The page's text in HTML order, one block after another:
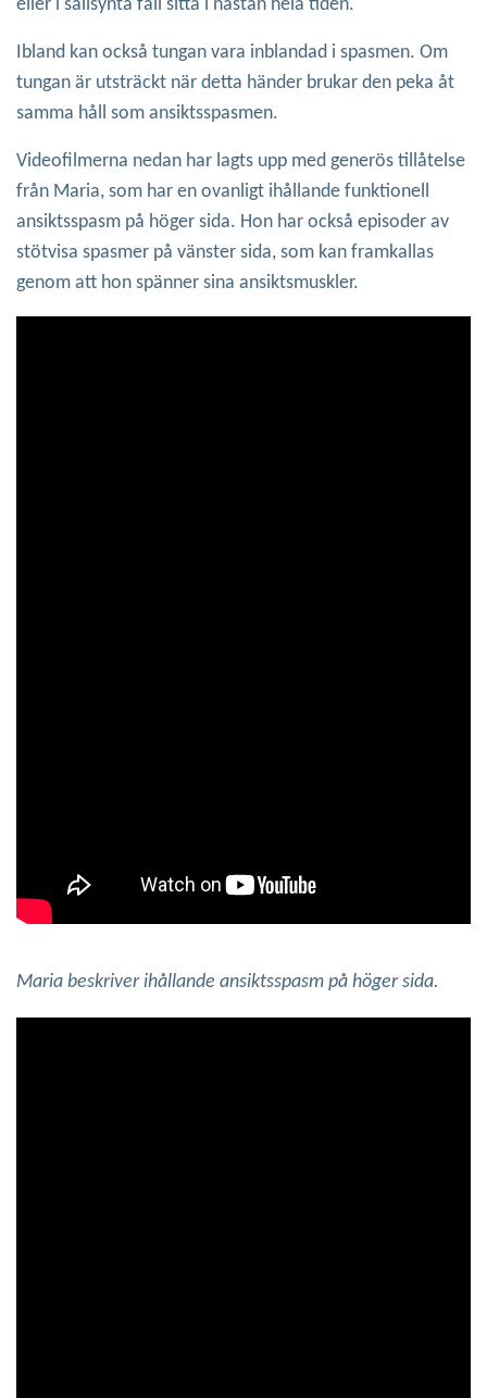
eller i sällsynta fall sitta i nästan hela tiden.
Ibland kan också tungan vara inblandad i spasmen. Om
tungan är utsträckt när detta händer brukar den peka åt
samma håll som ansiktsspasmen.
Videofilmerna nedan har lagts upp med generös tillåtelse
från Maria, som har en ovanligt ihållande funktionell
ansiktsspasm på höger sida. Hon har också episoder av
stötvisa spasmer på vänster sida, som kan framkallas
genom att hon spänner sina ansiktsmuskler.
Maria beskriver ihållande ansiktsspasm på höger sida.